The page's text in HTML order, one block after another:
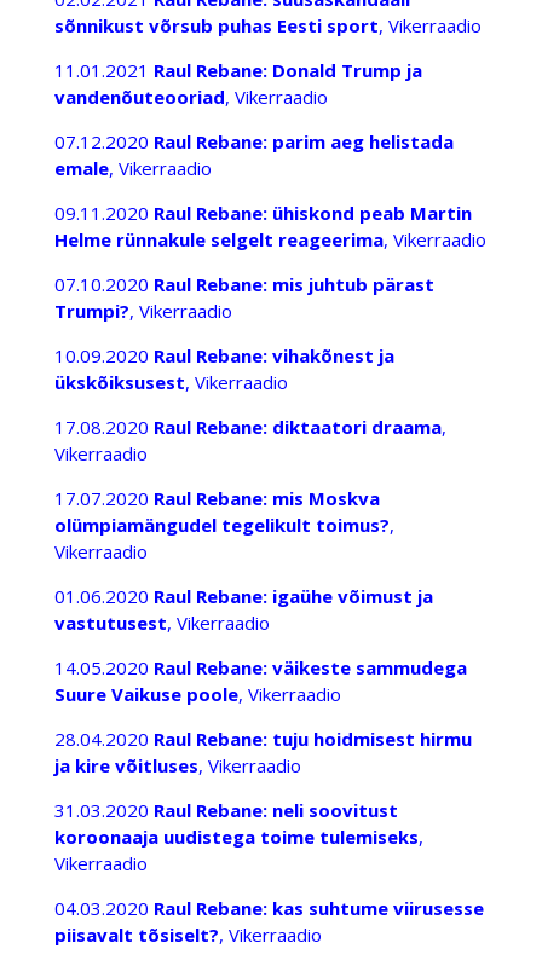
sõnnikust võrsub puhas Eesti sport, Vikerraadio
11.01.2021 Raul Rebane: Donald Trump ja
vandenõuteooriad, Vikerraadio
07.12.2020 Raul Rebane: parim aeg helistada
emale, Vikerraadio
09.11.2020 Raul Rebane: ühiskond peab Martin
Helme rünnakule selgelt reageerima, Vikerraadio
07.10.2020 Raul Rebane: mis juhtub pärast
Trumpi?, Vikerraadio
10.09.2020 Raul Rebane: vihakõnest ja
ükskõiksusest, Vikerraadio
17.08.2020 Raul Rebane: diktaatori draama,
Vikerraadio
17.07.2020 Raul Rebane: mis Moskva
olümpiamängudel tegelikult toimus?,
Vikerraadio
01.06.2020 Raul Rebane: igaühe võimust ja
vastutusest, Vikerraadio
14.05.2020 Raul Rebane: väikeste sammudega
Suure Vaikuse poole, Vikerraadio
28.04.2020 Raul Rebane: tuju hoidmisest hirmu
ja kire võitluses, Vikerraadio
31.03.2020 Raul Rebane: neli soovitust
koroonaaja uudistega toime tulemiseks,
Vikerraadio
04.03.2020 Raul Rebane: kas suhtume viirusesse
piisavalt tõsiselt?, Vikerraadio